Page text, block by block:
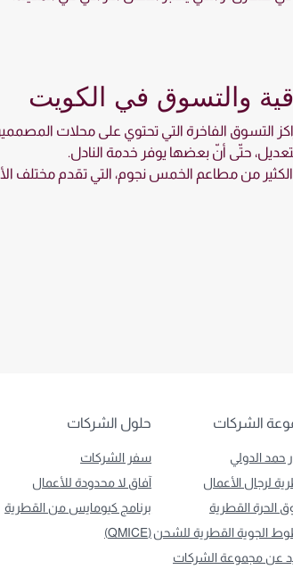
والتسوق في الكويت
التسوق الفاخرة التي تحتوي على محلات
حتّى أنّ بعضها يوفر خدمة النادل.
من مطاعم الخمس نجوم، التي تقدم مختلف
الشركات حلول الشركات
حمد الدولي
لرجال الأعمال
الحرة القطرية
الجوية القطرية للشحن
عن مجموعة الشركات
سفر الشركات
آفاق لا محدودة للأعمال
برنامج كيومايس من القطرية
(QMICE)